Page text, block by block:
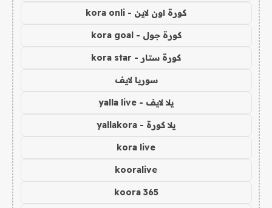
كورة اون لاين - kora onli
كورة جول - kora goal
كورة ستار - kora star
سوريا لايف
يلا لايف - yalla live
يلا كورة - yallakora
kora live
kooralive
koora 365